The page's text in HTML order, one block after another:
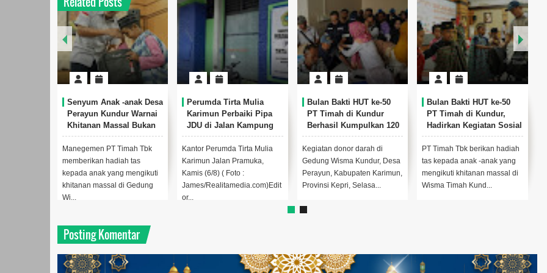
Perumda Tirta Mulia
Karimun Perbaiki Pipa
JDU di Jalan Kampung
Kantor Perumda Tirta Mulia
Karimun Jalan Pramuka,
Kamis (6/8) ( Foto :
James/Realitamedia.com)Edit
Bulan Bakti HUT ke-50
PT Timah di Kundur
Berhasil Kumpulkan 120
Kantong Darah
Kegiatan donor darah di
Gedung Wisma Kundur, Desa
Perayun, Kabupaten Karimun,
Provinsi Kepri, Selasa...
Bulan Bakti HUT ke-50
PT Timah di Kundur,
Hadirkan Kegiatan Sosial
yang Menyentuh
Langsung Warga
PT Timah Tbk berikan hadiah
tas kepada anak -anak yang
mengikuti khitanan massal di
Wisma Timah Kund...
Wabup Rocky Lepas Dua
Calon Anggota
Paskibraka Tingkat
Provinsi Kepri Tahun
Wabup Rocky melepas dua
calon Paskibraka Kabupaten
Karimun, Rabu (5/8/2026)
(Foto : James/...
Bupati dan
Karimun
Terendah
2026
Foto : dok
KarimunBy
Posting Komentar